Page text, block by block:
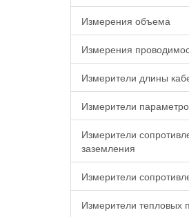
Измерения объема
Измерения
Измерители длины
Измерители
Измерители
заземления
Измерители
Измерители тепловых